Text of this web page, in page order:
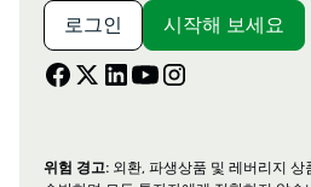
로그인 시작해 보세요
위험 경고:외환, 파생상품 및 레버리지 상